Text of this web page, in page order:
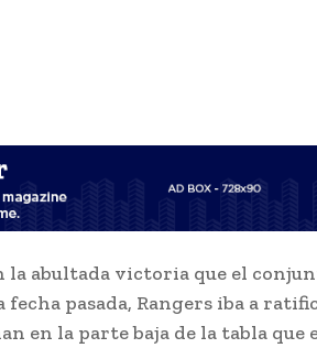
la abultada victoria que el
fecha pasada, Rangers iba a
en la parte baja de la tabla que